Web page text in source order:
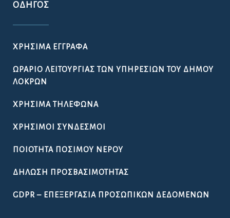
ΟΔΗΓΌΣ
ΧΡΉΣΙΜΑ ΈΓΓΡΑΦΑ
ΩΡΆΡΙΟ ΛΕΙΤΟΥΡΓΊΑΣ ΤΩΝ ΥΠΗΡΕΣΙΏΝ ΤΟΥ ΔΉΜΟΥ
ΛΟΚΡΏΝ
ΧΡΉΣΙΜΑ ΤΗΛΈΦΩΝΑ
ΧΡΉΣΙΜΟΙ ΣΎΝΔΕΣΜΟΙ
ΠΟΙΌΤΗΤΑ ΠΌΣΙΜΟΥ ΝΕΡΟΎ
ΔΉΛΩΣΗ ΠΡΟΣΒΑΣΙΜΌΤΗΤΑΣ
GDPR – ΕΠΕΞΕΡΓΑΣΙΑ ΠΡΟΣΩΠΙΚΩΝ ΔΕΔΟΜΕΝΩΝ